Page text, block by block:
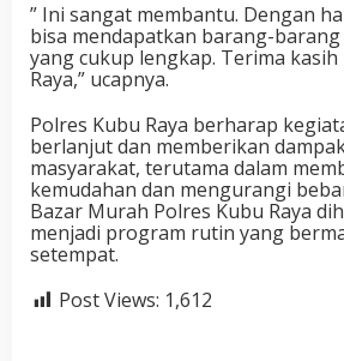
” Ini sangat membantu. Dengan
bisa mendapatkan barang-
yang cukup lengkap. Terima kasih
Raya,” ucapnya.
Polres Kubu Raya berharap
berlanjut dan memberikan
masyarakat, terutama dalam
kemudahan dan mengurangi
Bazar Murah Polres Kubu Raya
menjadi program rutin yang
setempat.
Post Views: 1,612